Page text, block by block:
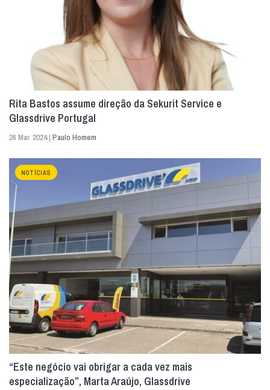
Rita Bastos assume direção da Sekurit Service e
Glassdrive Portugal
26 Mar. 2024 | Paulo Homem
NOTÍCIAS
“Este negócio vai obrigar a cada vez mais
especialização”, Marta Araújo, Glassdrive